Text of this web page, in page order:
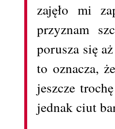
zajęło mi
przyznam
porusza się
to oznacza,
jeszcze
jednak ciut